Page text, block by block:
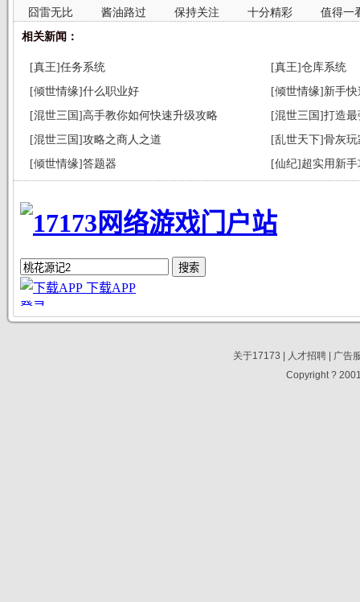
囧雷无比 酱油路过 保持关注 十分精彩 值得一
相关新闻：
[真王]任务系统
[真王]仓库系统
[倾世情缘]什么职业好
[倾世情缘]新手
[混世三国]高手教你如何快速升级攻略
[混世三国]打造
[混世三国]攻略之商人之道
[乱世天下]骨灰
[倾世情缘]答题器
[仙纪]超实用新手
关于17173 人才招聘|
广告
Copyright ?